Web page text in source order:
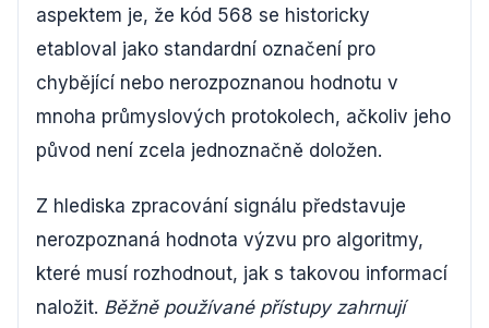
aspektem je, že kód 568 se historicky
etabloval jako standardní označení pro
chybějící nebo nerozpoznanou hodnotu v
mnoha průmyslových protokolech, ačkoliv jeho
původ není zcela jednoznačně doložen.
Z hlediska zpracování signálu představuje
nerozpoznaná hodnota výzvu pro algoritmy,
které musí rozhodnout, jak s takovou informací
naložit. Běžně používané přístupy zahrnují